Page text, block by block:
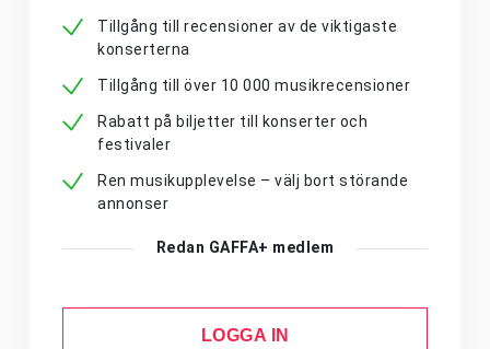
Tillgång till recensioner av de viktigaste
konserterna
Tillgång till över 10 000 musikrecensioner
Rabatt på biljetter till konserter och
festivaler
Ren musikupplevelse – välj bort störande
annonser
Redan GAFFA+ medlem
LOGGA IN